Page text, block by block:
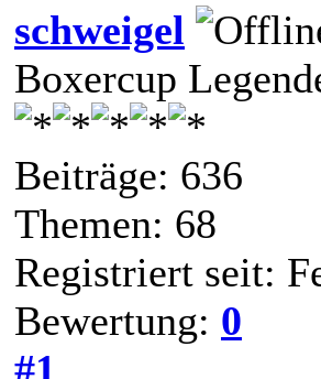
schweigel
Boxercup
Beiträge: 636
Themen: 68
Registriert seit:
Bewertung: 0
#1